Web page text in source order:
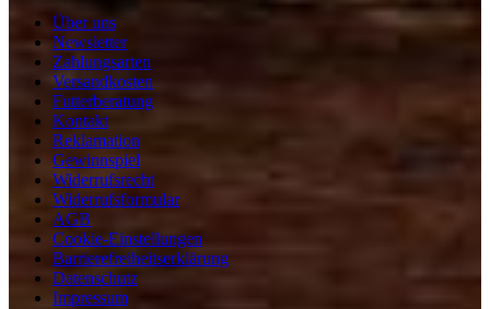
Über uns
Newsletter
Zahlungsarten
Versandkosten
Futterberatung
Kontakt
Reklamation
Gewinnspiel
Widerrufsrecht
Widerrufsformular
AGB
Cookie-Einstellungen
Barrierefreiheitserklärung
Datenschutz
Impressum